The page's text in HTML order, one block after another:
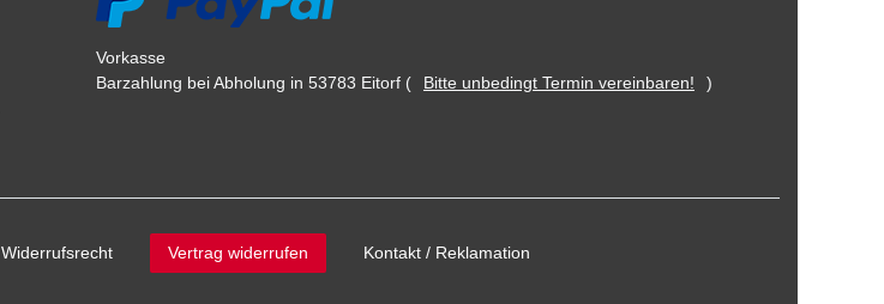
Vorkasse
Barzahlung bei Abholung in 53783 Eitorf (
Bitte unbedingt Termin vereinbaren! )
Widerrufs­recht Vertrag widerrufen Kontakt / Reklamation